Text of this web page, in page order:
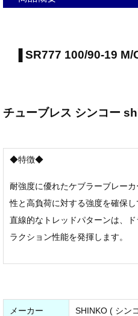
▐ SR777 100/90-19
チューブレス シンコー
◆特徴◆
耐強度に優れたケブラーブレー
性と高負荷に対する強度を確保し
直線的なトレッドパターンは、
ラクション性能を発揮します。
メーカー SHINKO ( シン